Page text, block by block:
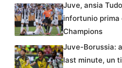
Juve, ansia
infortunio prima
Champions
Juve-Borussia:
last minute, un